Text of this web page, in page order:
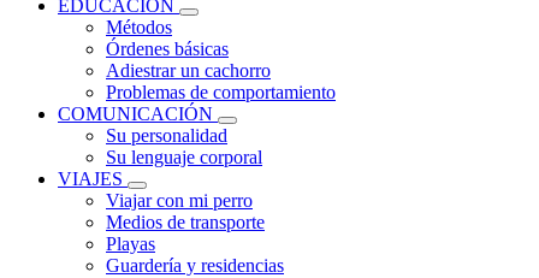
EDUCACIÓN
Métodos
Órdenes básicas
Adiestrar un cachorro
Problemas de comportamiento
COMUNICACIÓN
Su personalidad
Su lenguaje corporal
VIAJES
Viajar con mi perro
Medios de transporte
Playas
Guardería y residencias